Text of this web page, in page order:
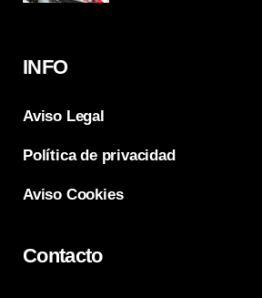
INFO
Aviso Legal
Política de privacidad
Aviso Cookies
Contacto